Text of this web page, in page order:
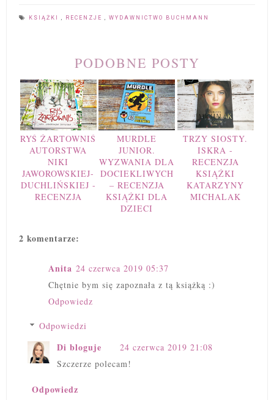
KSIĄŻKI RECENZJE WYDAWNICTWO BUCHMANN
PODOBNE POSTY
RYŚ ŻARTOWNIŚ
AUTORSTWA
NIKI
JAWOROWSKIEJ-
DUCHLIŃSKIEJ -
RECENZJA
MURDLE
JUNIOR.
WYZWANIA DLA
DOCIEKLIWYCH
– RECENZJA
KSIĄŻKI DLA
DZIECI
TRZY SIOSTY.
ISKRA -
RECENZJA
KSIĄŻKI
KATARZYNY
MICHALAK
2 komentarze:
Anita 24 czerwca 2019 05:37
Chętnie bym się zapoznała z tą książką :)
Odpowiedz
Odpowiedzi
Di bloguje
24 czerwca 2019 21:08
Szczerze polecam!
Odpowiedz